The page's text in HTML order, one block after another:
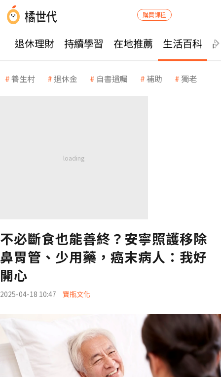
購買課程
退休理財 持續學習 在地推薦 生活百科
養生村 退休金 自書遺囑 補助 獨老
不必斷食也能善終？安寧照護移除
鼻胃管、少用藥，癌末病人：我好
開心
2025-04-18 10:47 寶瓶文化